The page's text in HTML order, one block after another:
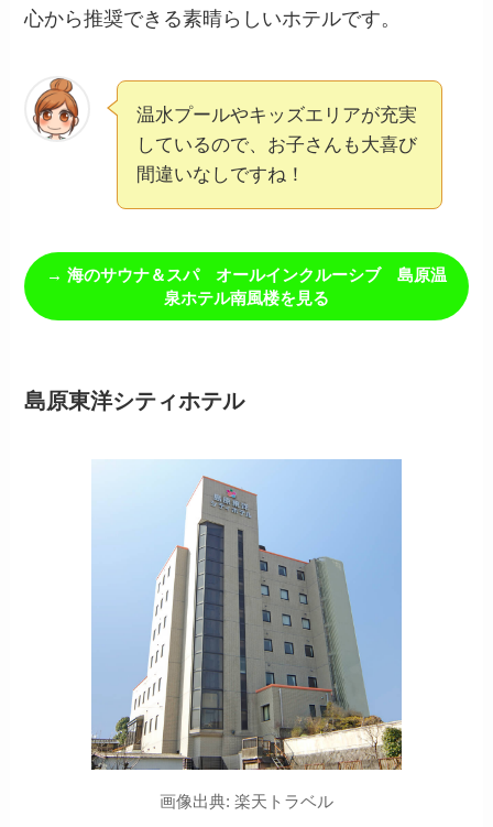
心から推奨できる素晴らしいホテルです。
温水プールやキッズエリアが充実
しているので、お子さんも大喜び
間違いなしですね！
→ 海のサウナ＆スパ オールインクルーシブ 島原温
泉ホテル南風楼を見る
島原東洋シティホテル
画像出典: 楽天トラベル